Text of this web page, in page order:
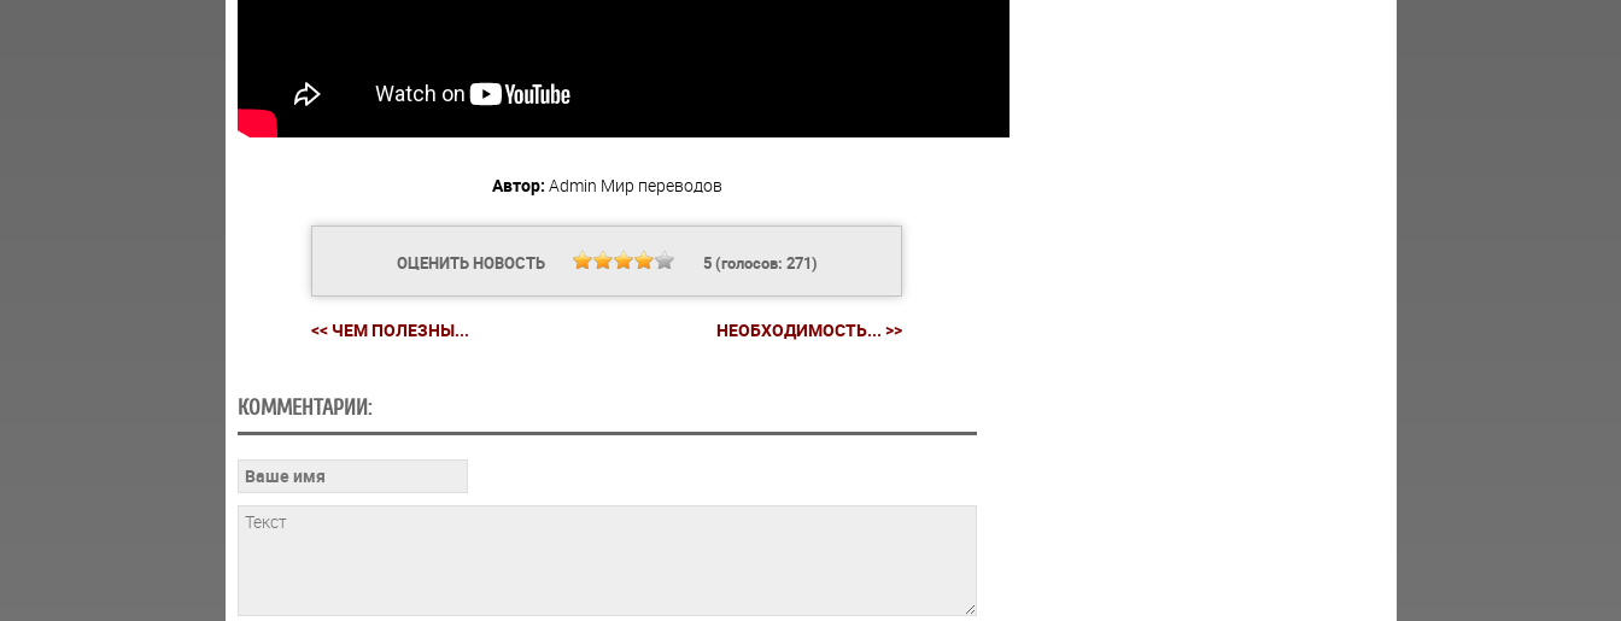
Автор: Admin Мир переводов
ОЦЕНИТЬ НОВОСТЬ 5(голосов: 271)
<< ЧЕМ ПОЛЕЗНЫ... НЕОБХОДИМОСТЬ... >>
КОММЕНТАРИИ: